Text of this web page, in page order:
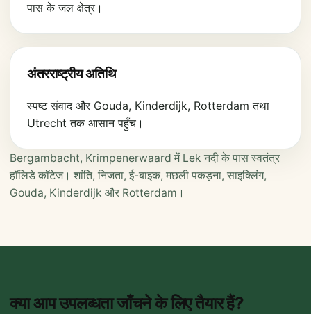
पास के जल क्षेत्र।
अंतरराष्ट्रीय अतिथि
स्पष्ट संवाद और Gouda, Kinderdijk, Rotterdam तथा
Utrecht तक आसान पहुँच।
Bergambacht, Krimpenerwaard में Lek नदी के पास स्वतंत्र
हॉलिडे कॉटेज। शांति, निजता, ई-बाइक, मछली पकड़ना, साइक्लिंग,
Gouda, Kinderdijk और Rotterdam।
क्या आप उपलब्धता जाँचने के लिए तैयार हैं?